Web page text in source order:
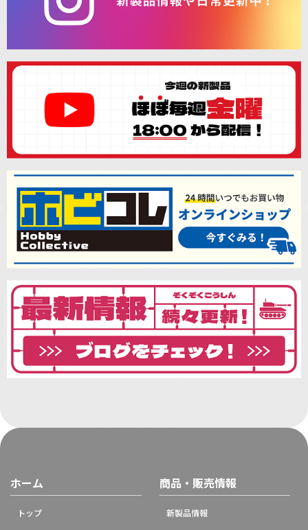
ホーム
トップ
商品・販売情報
新製品情報